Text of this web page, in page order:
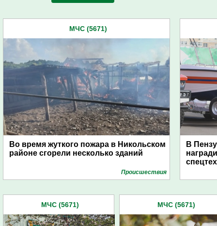
МЧС (5671)
Во время жуткого пожара в Никольском
районе сгорели несколько зданий
Проиcшествия
В
МЧС (5671) МЧС (5671)